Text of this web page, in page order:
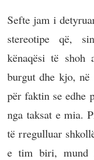
Sefte jam i
stereotipe që,
kënaqësi të shoh
burgut dhe kjo,
për faktin se edhe
nga taksat e mia.
të rregulluar
e tim biri, mund